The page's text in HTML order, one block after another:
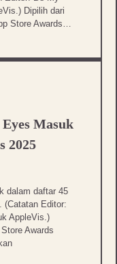
Dipilih dari
Store Awards…
Masuk
2025
dalam daftar 45
(Catatan Editor:
AppleVis.)
Awards